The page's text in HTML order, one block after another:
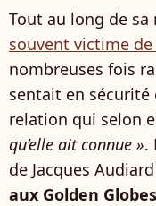
Tout au long de sa
souvent victime
nombreuses fois
sentait en sécurité
relation qui selon
qu’elle ait connue ».
de Jacques
aux Golden Globes